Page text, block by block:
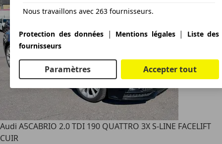
Audi A5CABRIO 2.0 TDI 190 QUATTRO 3X S-LINE FACELIFT
CUIR
Nous travaillons avec 263 fournisseurs.
Protection des données | Mentions légales|
Liste des
fournisseurs
Paramètres Accepter tout